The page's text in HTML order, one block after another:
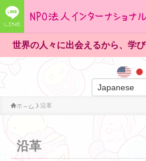
LINE
の人々に出会えるから、学びたい
ホーム 沿革
沿革